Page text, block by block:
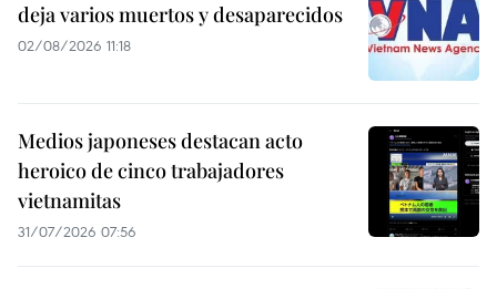
deja varios muertos y desaparecidos
02/08/2026 11:18
Medios japoneses destacan acto
heroico de cinco trabajadores
vietnamitas
31/07/2026 07:56